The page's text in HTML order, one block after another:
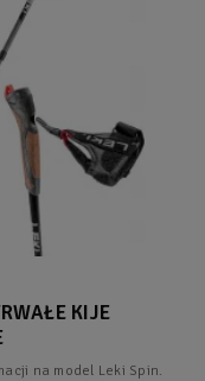
KIJE
na model Leki Spin.